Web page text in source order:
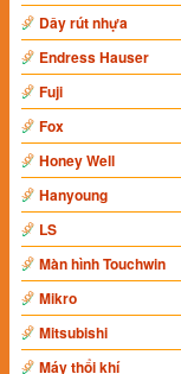
Dây rút nhựa
Endress Hauser
Fuji
Fox
Honey Well
Hanyoung
LS
Màn hình Touchwin
Mikro
Mitsubishi
Máy thổi khí